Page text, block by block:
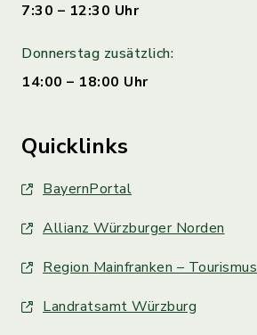
7:30 – 12:30 Uhr
Donnerstag zusätzlich:
14:00 – 18:00 Uhr
Quicklinks
BayernPortal
Allianz Würzburger Norden
Region Mainfranken – Tourismus
Landratsamt Würzburg